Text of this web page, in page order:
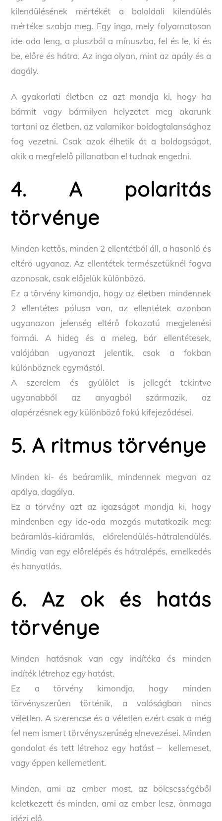
kilendülésének mértékét a baloldali kilendülés
mértéke szabja meg. Egy inga, mely folyamatosan
ide-oda leng, a pluszból a mínuszba, fel és le, ki és
be, előre és hátra. Az inga olyan, mint az apály és a
dagály.
A gyakorlati életben ez azt mondja ki, hogy ha
bármit vagy bármilyen helyzetet meg akarunk
tartani az életben, az valamikor boldogtalansághoz
fog vezetni. Csak azok élhetik át a boldogságot,
akik a megfelelő pillanatban el tudnak engedni.
4. A polaritás
törvénye
Minden kettős, minden 2 ellentétből áll, a hasonló és
eltérő ugyanaz. Az ellentétek természetüknél fogva
azonosak, csak előjelük különböző.
Ez a törvény kimondja, hogy az életben mindennek
2 ellentétes pólusa van, az ellentétek azonban
ugyanazon jelenség eltérő fokozatú megjelenési
formái. A hideg és a meleg, bár ellentétesek,
valójában ugyanazt jelentik, csak a fokban
különböznek egymástól.
A szerelem és gyűlölet is jellegét tekintve
ugyanabból az anyagból származik, az
alapérzésnek egy különböző fokú kifejeződései.
5. A ritmus törvénye
Minden ki- és beáramlik, mindennek megvan az
apálya, dagálya.
Ez a törvény azt az igazságot mondja ki, hogy
mindenben egy ide-oda mozgás mutatkozik meg:
beáramlás-kiáramlás, előrelendülés-hátralendülés.
Mindig van egy előrelépés és hátralépés, emelkedés
és hanyatlás.
6. Az ok és hatás
törvénye
Minden hatásnak van egy indítéka és minden
indíték létrehoz egy hatást.
Ez a törvény kimondja, hogy minden
törvényszerűen történik, a valóságban nincs
véletlen. A szerencse és a véletlen ezért csak a még
fel nem ismert törvényszerűség elnevezései. Minden
gondolat és tett létrehoz egy hatást – kellemeset,
vagy éppen kellemetlent.
Minden, ami az ember most, az bölcsességéből
keletkezett és minden, ami az ember lesz, önmaga
idézi elő.